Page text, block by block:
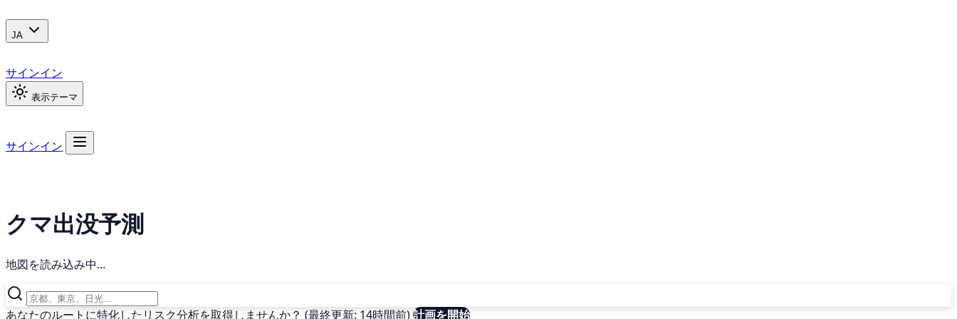
JA
サインイン
表示テーマ
サインイン
クマ出没予測
地図を読み込み中...
あなたのルートに特化したリスク分析を取得しませんか？ (最終更新: 14時間前)計画を開始